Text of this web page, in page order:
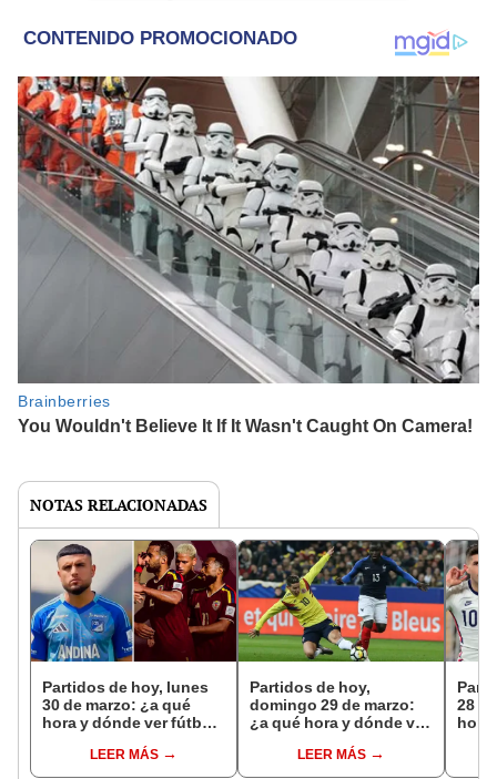
NOTAS RELACIONADAS
Partidos de hoy, lunes
30 de marzo: ¿a qué
hora y dónde ver fútbol
LEER MÁS
Partidos de hoy,
domingo 29 de marzo:
¿a qué hora y dónde ver
LEER MÁS
28
hora